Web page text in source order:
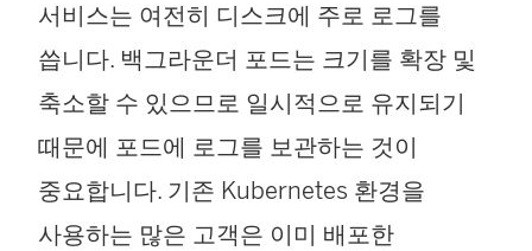
서비스는 여전히 디스크에 주로 로그를
씁니다. 백그라운더 포드는 크기를 확장 및
축소할 수 있으므로 일시적으로 유지되기
때문에 포드에 로그를 보관하는 것이
중요합니다. 기존 Kubernetes 환경을
사용하는 많은 고객은 이미 배포한